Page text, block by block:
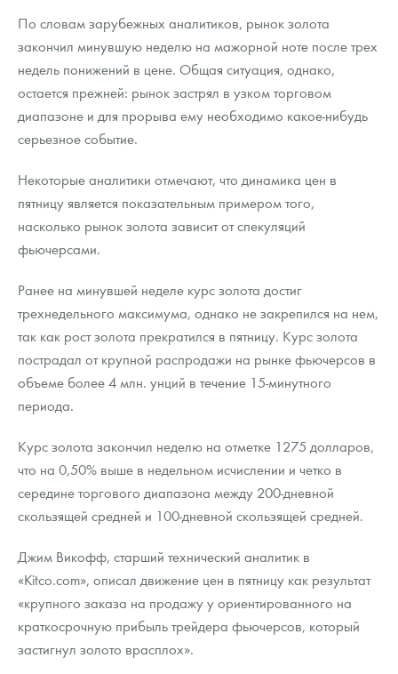
Золотой червонец Сеятель
Аксессуары
Гарри Поттер
Год Лошади
Флот: ледоколы и корабли
Жетоны "Необыкновенные обитатели глубин"
Ювелирные изделия
Русская нумизматика
Золотая карманная галерея
Наборы подарочных и коллекционных монет
Монеты и жетоны из недрагоценных металлов
Книги по нумизматике
Выкуп монет
Выкуп серебряных монет
Памятка для работы с монетами из драгметаллов
Условия возврата
Монеты
Политика конфиденциальности
Политика использования Cookies
Положение по обработке и защите персональных данных
Распродажа монет и жетонов
Итоги 2025 года. Прогноз курсов золота, серебра, платины на
2026 год
Cтатьи
Георгий Победоносец - динамика цен
Курс золота и серебра
Скупка слитков
Контакты
Наши преимущества
Письмо директору
Пресс-служба
По словам зарубежных аналитиков, рынок золота
закончил минувшую неделю на мажорной ноте после трех
недель понижений в цене. Общая ситуация, однако,
остается прежней: рынок застрял в узком торговом
диапазоне и для прорыва ему необходимо какое-нибудь
серьезное событие.
Некоторые аналитики отмечают, что динамика цен в
пятницу является показательным примером того,
насколько рынок золота зависит от спекуляций
фьючерсами.
Ранее на минувшей неделе курс золота достиг
трехнедельного максимума, однако не закрепился на нем,
так как рост золота прекратился в пятницу. Курс золота
пострадал от крупной распродажи на рынке фьючерсов в
объеме более 4 млн. унций в течение 15-минутного
периода.
Курс золота закончил неделю на отметке 1275 долларов,
что на 0,50% выше в недельном исчислении и четко в
середине торгового диапазона между 200-дневной
скользящей средней и 100-дневной скользящей средней.
Джим Викофф, старший технический аналитик в
«Kitco.com», описал движение цен в пятницу как результат
«крупного заказа на продажу у ориентированного на
краткосрочную прибыль трейдера фьючерсов, который
застигнул золото врасплох».